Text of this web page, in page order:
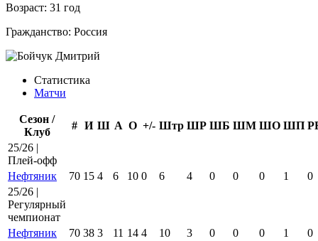
Возраст: 31 год
Гражданство: Россия
Статистика
Матчи
Сезон /
Клуб
# И Ш А О +/- Штр ШР ШБ ШМ ШО ШП
25/26 |
Плей-офф
Нефтяник
70 15 4 6 10 0 6 4 0 0 0 1
0
25/26 |
Регулярный
чемпионат
Нефтяник
70 38 3 11 14 4 10 3 0 0 0 1
0